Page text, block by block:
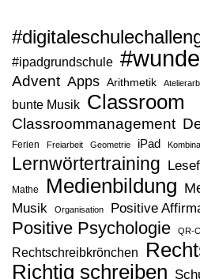
#ipadgrundschule
Advent Apps Arithmetik
bunte Musik Classroom
Classroommanagement
Ferien Freiarbeit Geometrie iPad
Lernwörtertraining
Mathe Medienbildung
Musik Organisation Positive
Positive Psychologie QR-
Rechtschreibkrönchen
Richtig schreiben